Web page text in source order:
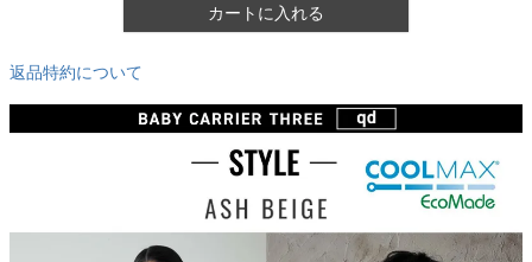
カートに入れる
返品特約について